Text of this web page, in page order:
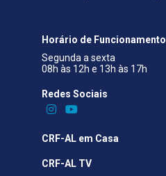
Horário de Funcionamento
Segunda a sexta
08h às 12h e 13h às 17h
Redes Sociais​
CRF-AL em Casa
CRF-AL TV